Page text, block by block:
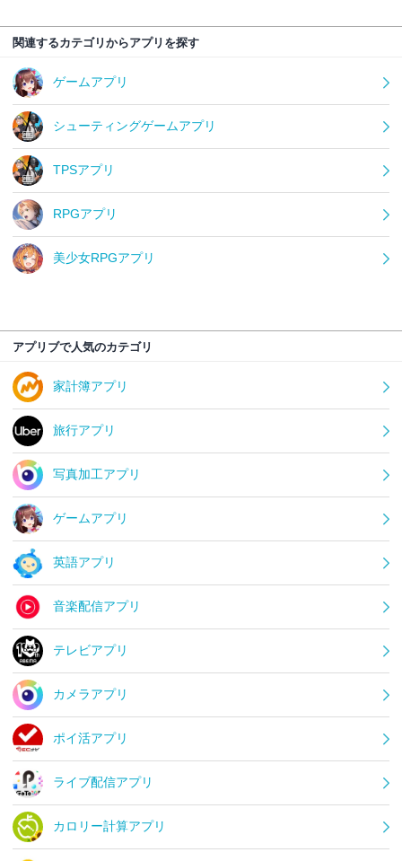
関連するカテゴリからアプリを探す
ゲームアプリ
シューティングゲームアプリ
TPSアプリ
RPGアプリ
美少女RPGアプリ
アプリブで人気のカテゴリ
家計簿アプリ
旅行アプリ
写真加工アプリ
ゲームアプリ
英語アプリ
音楽配信アプリ
テレビアプリ
カメラアプリ
ポイ活アプリ
ライブ配信アプリ
カロリー計算アプリ